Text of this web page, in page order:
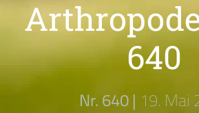
640
Nr. 640 | 19. Mai